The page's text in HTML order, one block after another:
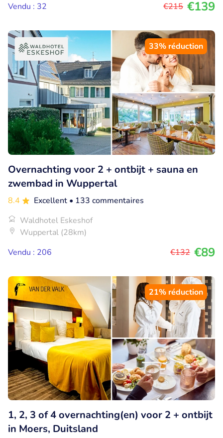
Vendu : 32
€215 €139
33% réduction
Overnachting voor 2 + ontbijt + sauna en
zwembad in Wuppertal
8.4 Excellent • 133 commentaires
Waldhotel Eskeshof
Wuppertal (28km)
Vendu : 206
€132 €89
21% réduction
1, 2, 3 of 4 overnachting(en) voor 2 + ontbijt
in Moers, Duitsland